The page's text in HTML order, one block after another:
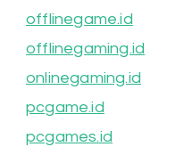
offlinegame.id
offlinegaming.id
onlinegaming.id
pcgame.id
pcgames.id